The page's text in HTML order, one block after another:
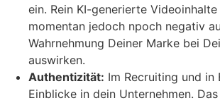
ein. Rein KI-generierte
momentan jedoch npoch negativ
Wahrnehmung Deiner Marke bei
auswirken.
Authentizität: Im Recruiting und in
Einblicke in dein Unternehmen.